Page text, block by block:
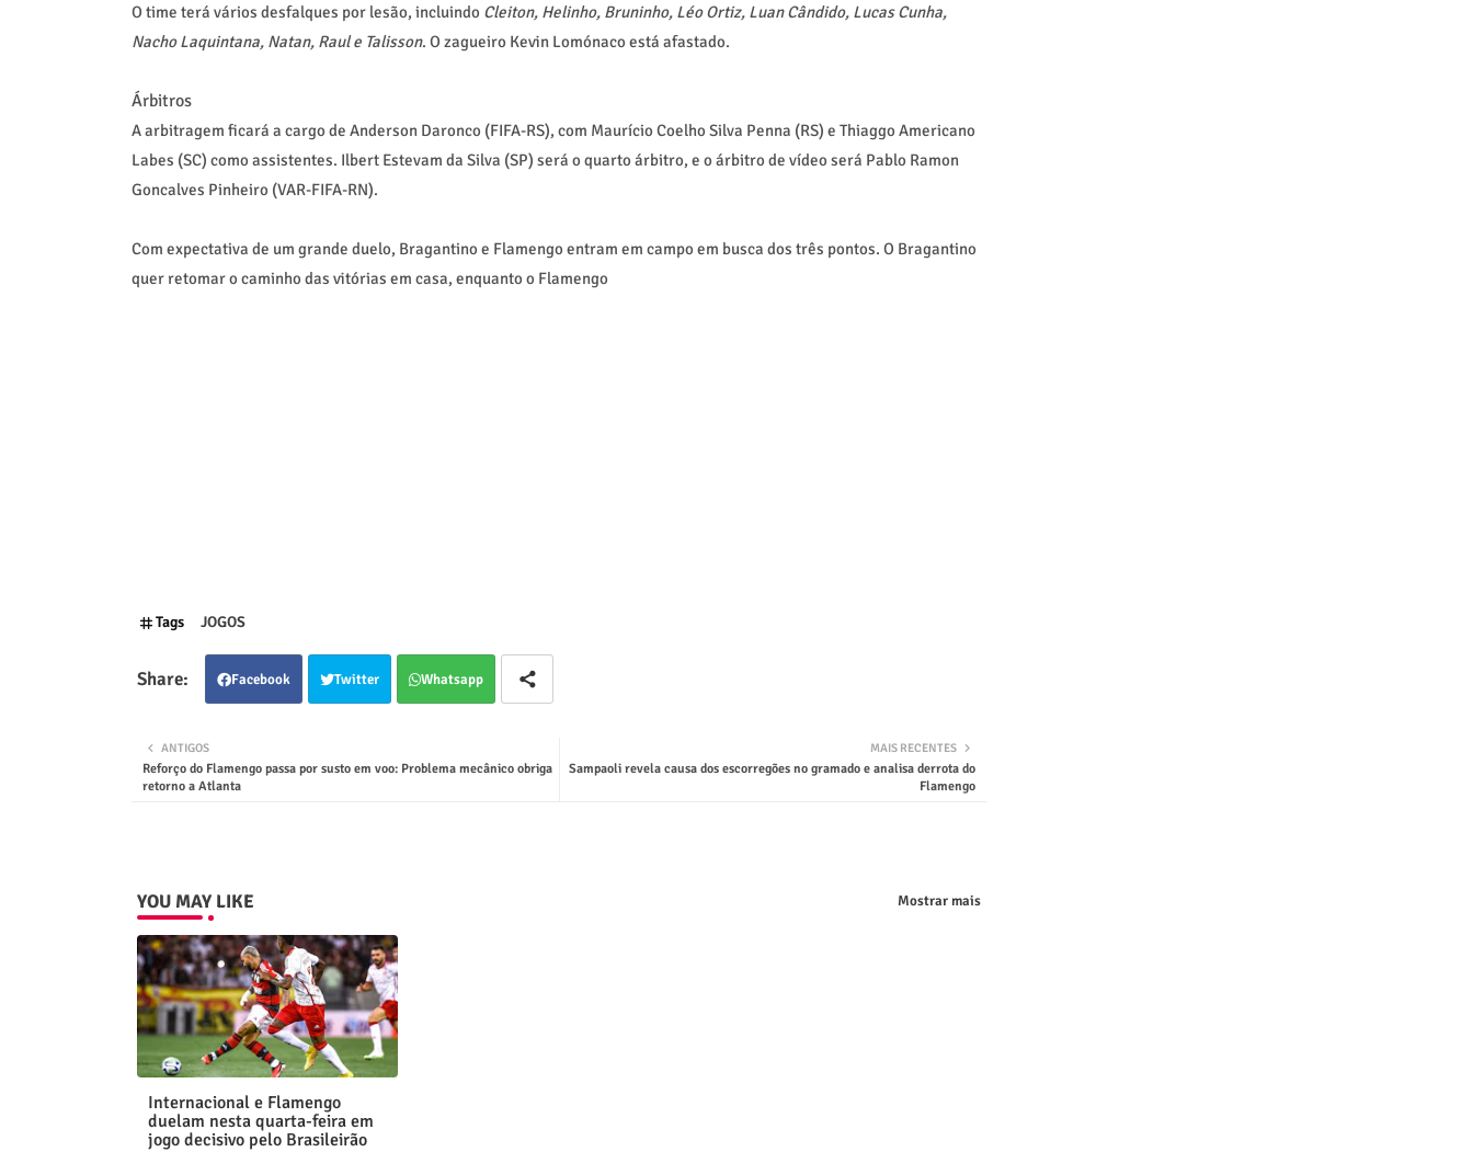
O time terá vários desfalques por lesão, incluindo Cleiton, Helinho, Bruninho, Léo Ortiz, Luan Cândido, Lucas Cunha,
Nacho Laquintana, Natan, Raul e Talisson. O zagueiro Kevin Lomónaco está afastado.
Árbitros
A arbitragem ficará a cargo de Anderson Daronco (FIFA-RS), com Maurício Coelho Silva Penna (RS) e Thiaggo Americano
Labes (SC) como assistentes. Ilbert Estevam da Silva (SP) será o quarto árbitro, e o árbitro de vídeo será Pablo Ramon
Goncalves Pinheiro (VAR-FIFA-RN).
Com expectativa de um grande duelo, Bragantino e Flamengo entram em campo em busca dos três pontos. O Bragantino
quer retomar o caminho das vitórias em casa, enquanto o Flamengo
Tags JOGOS
Facebook Twitter Whatsapp
MAIS RECENTES
Sampaoli revela causa dos escorregões no gramado e analisa derrota do
Flamengo
ANTIGOS
Reforço do Flamengo passa por susto em voo: Problema mecânico obriga
retorno a Atlanta
YOU MAY LIKE Mostrar mais
Internacional e Flamengo
duelam nesta quarta-feira em
jogo decisivo pelo Brasileirão